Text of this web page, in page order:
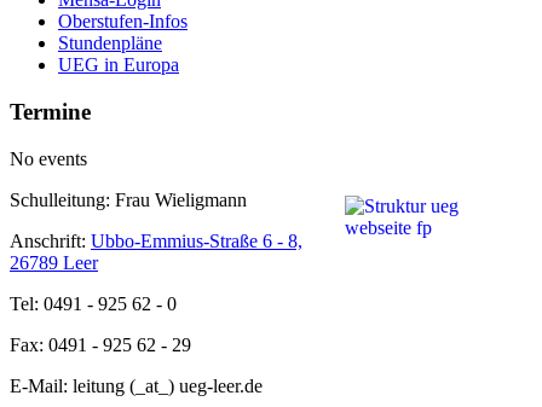
Oberstufen-Infos
Stundenpläne
UEG in Europa
Termine
No events
Schulleitung: Frau Wieligmann
Anschrift: Ubbo-Emmius-Straße 6 - 8,
26789 Leer
Tel: 0491 - 925 62 - 0
Fax: 0491 - 925 62 - 29
E-Mail: leitung (_at_) ueg-leer.de